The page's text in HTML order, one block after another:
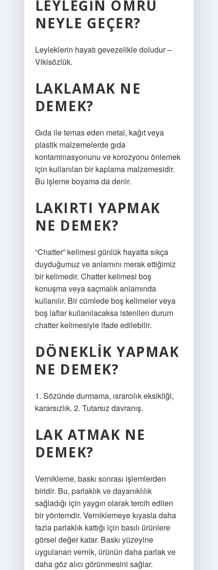
LEYLEĞIN ÖMRÜ
NEYLE GEÇER?
Leyleklerin hayatı gevezelikle doludur –
Vikisözlük.
LAKLAMAK NE
DEMEK?
Gıda ile temas eden metal, kağıt veya
plastik malzemelerde gıda
kontaminasyonunu ve korozyonu önlemek
için kullanılan bir kaplama malzemesidir.
Bu işleme boyama da denir.
LAKIRTI YAPMAK
NE DEMEK?
“Chatter” kelimesi günlük hayatta sıkça
duyduğumuz ve anlamını merak ettiğimiz
bir kelimedir. Chatter kelimesi boş
konuşma veya saçmalık anlamında
kullanılır. Bir cümlede boş kelimeler veya
boş laflar kullanılacaksa istenilen durum
chatter kelimesiyle ifade edilebilir.
DÖNEKLIK YAPMAK
NE DEMEK?
1. Sözünde durmama, ısrarcılık eksikliği,
kararsızlık. 2. Tutarsız davranış.
LAK ATMAK NE
DEMEK?
Vernikleme, baskı sonrası işlemlerden
biridir. Bu, parlaklık ve dayanıklılık
sağladığı için yaygın olarak tercih edilen
bir yöntemdir. Verniklemeye kıyasla daha
fazla parlaklık kattığı için basılı ürünlere
görsel değer katar. Baskı yüzeyine
uygulanan vernik, ürünün daha parlak ve
daha göz alıcı görünmesini sağlar.